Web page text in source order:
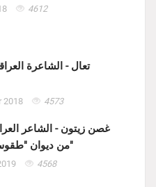
4612
تعال - الشاعرة
2018 4573
غصن زيتون - الشاعر
من ديوان "طقوس ما بعد الأربعين"
4568